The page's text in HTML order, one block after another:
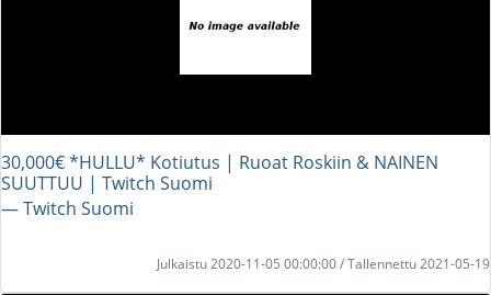
30,000€ *HULLU* Kotiutus | Ruoat Roskiin & NAINEN
SUUTTUU | Twitch Suomi
― Twitch Suomi
Julkaistu 2020-11-05 00:00:00 / Tallennettu 2021-05-19